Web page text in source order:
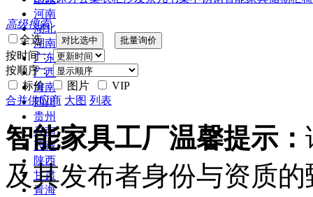
河南
湖北
湖南
广东
广西
海南
四川
贵州
云南
西藏
陕西
甘肃
青海
高级搜索
全选
按时间：
按顺序：
标价
图片
VIP
合并供应商 大图 列表
智能家具工厂温馨提示：
及其发布者身份与资质